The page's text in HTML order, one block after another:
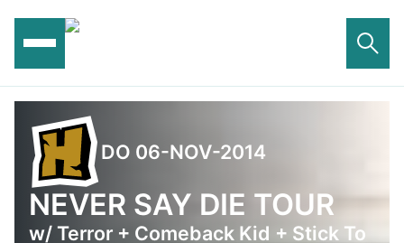
DO 06-NOV-2014
NEVER SAY DIE TOUR
w/ Terror + Comeback Kid + Stick To